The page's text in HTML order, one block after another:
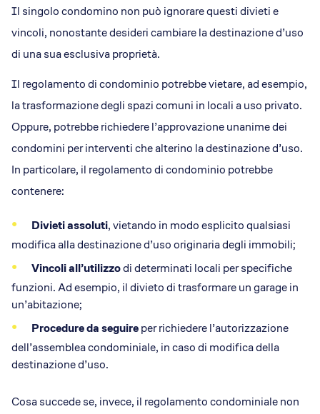
Il singolo condomino non può ignorare questi divieti e
vincoli, nonostante desideri cambiare la destinazione d’uso
di una sua esclusiva proprietà.
Il regolamento di condominio potrebbe vietare, ad esempio,
la trasformazione degli spazi comuni in locali a uso privato.
Oppure, potrebbe richiedere l’approvazione unanime dei
condomini per interventi che alterino la destinazione d’uso.
In particolare, il regolamento di condominio potrebbe
contenere:
Divieti assoluti, vietando in modo esplicito qualsiasi
modifica alla destinazione d’uso originaria degli immobili;
Vincoli all’utilizzodi determinati locali per specifiche
funzioni. Ad esempio, il divieto di trasformare un garage in
un’abitazione;
Procedure da seguireper richiedere l’autorizzazione
dell’assemblea condominiale, in caso di modifica della
destinazione d’uso.
Cosa succede se, invece, il regolamento condominiale non